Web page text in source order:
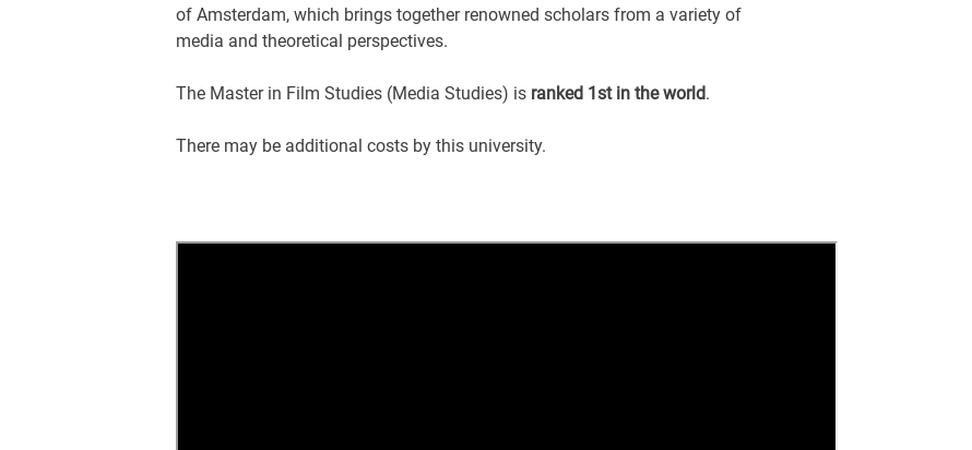
of Amsterdam, which brings together renowned scholars from a variety of
media and theoretical perspectives.
The Master in Film Studies (Media Studies) is ranked 1st in the world.
There may be additional costs by this university.